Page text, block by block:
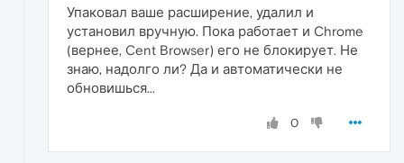
Упаковал ваше расширение, удалил и
установил вручную. Пока работает и Chrome
(вернее, Cent Browser) его не блокирует. Не
знаю, надолго ли? Да и автоматически не
обновишься...
0